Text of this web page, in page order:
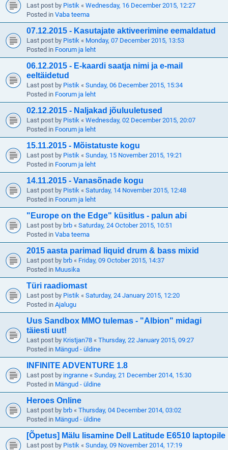
Last post by Pistik « Wednesday, 16 December 2015, 12:27
Posted in Vaba teema
07.12.2015 - Kasutajate aktiveerimine eemaldatud
Last post by Pistik « Monday, 07 December 2015, 13:53
Posted in Foorum ja leht
06.12.2015 - E-kaardi saatja nimi ja e-mail
eeltäidetud
Last post by Pistik « Sunday, 06 December 2015, 15:34
Posted in Foorum ja leht
02.12.2015 - Naljakad jõuluuletused
Last post by Pistik « Wednesday, 02 December 2015, 20:07
Posted in Foorum ja leht
15.11.2015 - Mõistatuste kogu
Last post by Pistik « Sunday, 15 November 2015, 19:21
Posted in Foorum ja leht
14.11.2015 - Vanasõnade kogu
Last post by Pistik « Saturday, 14 November 2015, 12:48
Posted in Foorum ja leht
"Europe on the Edge" küsitlus - palun abi
Last post by brb « Saturday, 24 October 2015, 10:51
Posted in Vaba teema
2015 aasta parimad liquid drum & bass mixid
Last post by brb « Friday, 09 October 2015, 14:37
Posted in Muusika
Türi raadiomast
Last post by Pistik « Saturday, 24 January 2015, 12:20
Posted in Ajalugu
Uus Sandbox MMO tulemas - "Albion" midagi
täiesti uut!
Last post by Kristjan78 « Thursday, 22 January 2015, 09:27
Posted in Mängud - üldine
INFINITE ADVENTURE 1.8
Last post by ingranne « Sunday, 21 December 2014, 15:30
Posted in Mängud - üldine
Heroes Online
Last post by brb « Thursday, 04 December 2014, 03:02
Posted in Mängud - üldine
[Õpetus] Mälu lisamine Dell Latitude E6510 laptopile
Last post by Pistik « Sunday, 09 November 2014, 17:19